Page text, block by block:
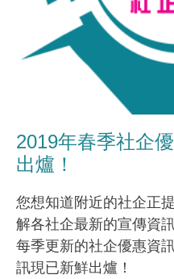
2019年春季社企
出爐！
您想知道附近的社企正
解各社企最新的宣傳資
每季更新的社企優惠資
訊現已新鮮出爐！